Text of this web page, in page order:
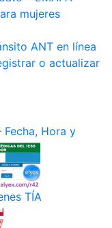
mujeres
ANT en línea
o actualizar
Fecha, Hora y
TÍA